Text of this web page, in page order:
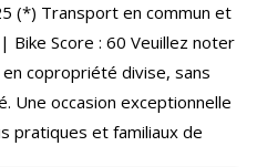
(*) Transport en commun et
Bike Score : 60 Veuillez noter
copropriété divise, sans
Une occasion exceptionnelle
pratiques et familiaux de